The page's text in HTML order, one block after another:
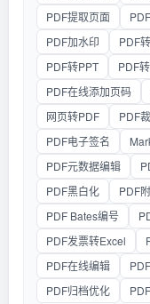
PDF提取页面
PDF加水印
PDF
PDF转PPT
PDF
PDF在线添加页码
网页转PDF
PDF
PDF电子签名
PDF元数据编辑
PDF黑白化
PDF
PDF Bates编号
PDF发票转Excel
PDF在线编辑
PDF归档优化